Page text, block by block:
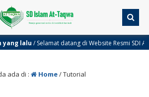
datang di Website Resmi SDI At-Taqwa
ada di : Home/Tutorial